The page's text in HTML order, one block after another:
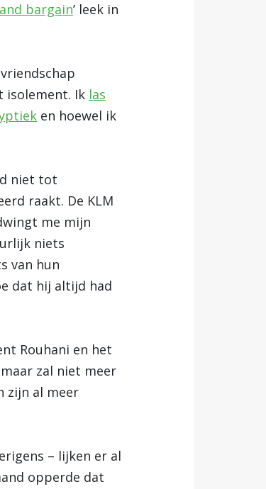
bargain’ leek in
isolement. Ik las
en hoewel ik
niet tot
raakt. De KLM
me mijn
niets
van hun
dat hij altijd had
Rouhani en het
zal niet meer
zijn al meer
– lijken er al
opperde dat